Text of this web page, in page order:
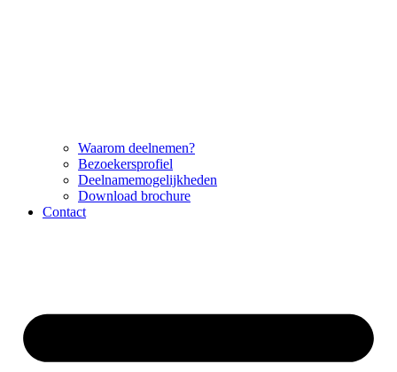
Waarom deelnemen?
Bezoekersprofiel
Deelnamemogelijkheden
Download brochure
Contact